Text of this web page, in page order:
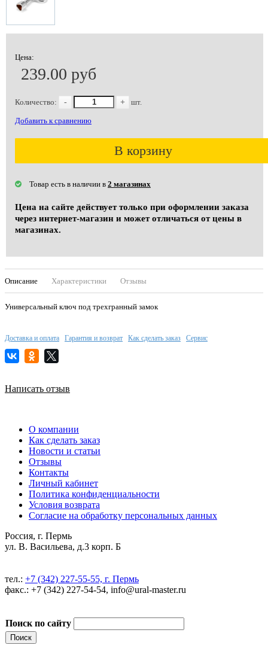
Цена:
239.00 руб
Количество: - + шт.
Добавить к сравнению
В корзину
Товар есть в наличии в 2 магазинах
Цена на сайте действует только при оформлении заказа
через интернет-магазин и может отличаться от цены в
магазинах.
Описание Характеристики Отзывы
Универсальный ключ под трехгранный замок
Доставка и оплата Гарантия и возврат Как сделать заказ Сервис
Написать отзыв
О компании
Как сделать заказ
Новости и статьи
Отзывы
Контакты
Личный кабинет
Политика конфиденциальности
Условия возврата
Согласие на обработку персональных данных
Россия, г. Пермь
ул. В. Васильева, д.3 корп. Б
тел.: +7 (342) 227-55-55, г. Пермь
факс.: +7 (342) 227-54-54, info@ural-master.ru
Поиск по сайту